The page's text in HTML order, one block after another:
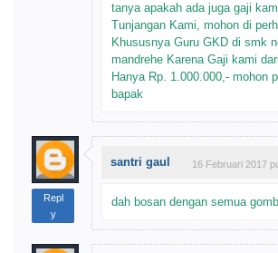
tanya apakah ada juga gaji
Tunjangan Kami, mohon di
Khususnya Guru GKD di smk
mandrehe Karena Gaji kami
Hanya Rp. 1.000.000,- mohon
bapak
Repl
y
santri gaul 16 Februari 2017
dah bosan dengan semua